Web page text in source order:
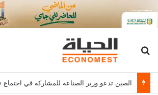
بحث عن
الصين تدعو وزير الصناعة للمشاركة في اجتماع